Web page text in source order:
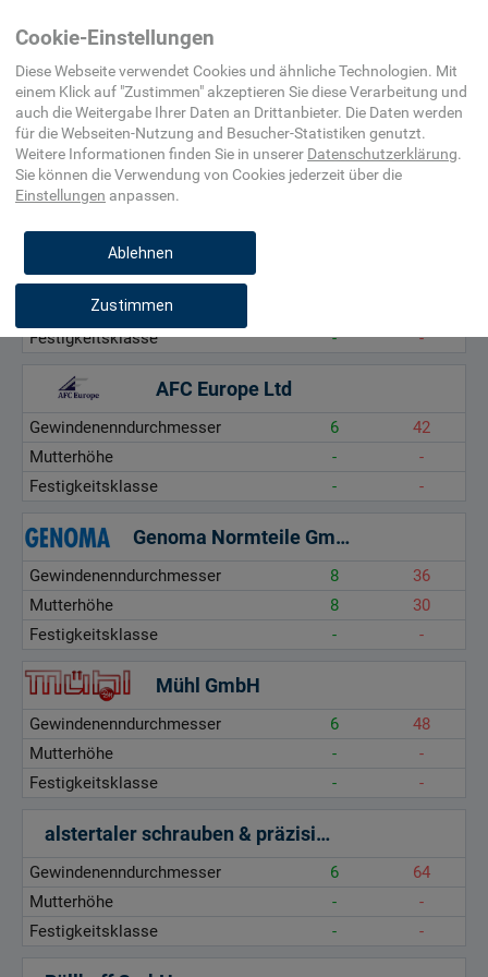
Befestigungsmittel,
Beschlag
Gewindenenndurchmesser, mm
Mutterhöhe, mm
Festigkeitsklasse, -
Gewindenenndurchmesser
Mutterhöhe
Festigkeitsklasse
- -
AFC Europe Ltd
Gewindenenndurchmesser 6
42
Mutterhöhe
-
-
Festigkeitsklasse
- -
Genoma Normteile GmbH
Gewindenenndurchmesser 8
36
Mutterhöhe
8
30
Festigkeitsklasse
- -
Mühl GmbH
Gewindenenndurchmesser 6
48
Mutterhöhe
-
-
Festigkeitsklasse
- -
alstertaler schrauben & präzisionsteile gmbh
Gewindenenndurchmesser 6
64
Mutterhöhe
-
-
Festigkeitsklasse
- -
Cookie-Einstellungen
Diese Webseite verwendet Cookies und ähnliche Technologien. Mit
einem Klick auf "Zustimmen" akzeptieren Sie diese Verarbeitung und
auch die Weitergabe Ihrer Daten an Drittanbieter. Die Daten werden
für dieWebseiten-Nutzung and Besucher-Statistiken genutzt.
Weitere Informationen finden Sie in unserer Datenschutzerklärung.
Sie können die Verwendung von Cookies jederzeit über die
Einstellungen anpassen.
Ablehnen
Zustimmen